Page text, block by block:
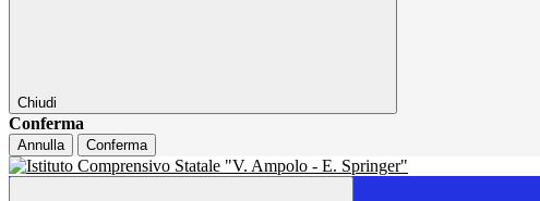
Chiudi
Conferma
Annulla Conferma